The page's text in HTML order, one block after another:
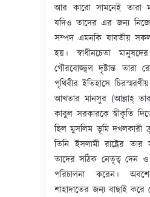
আর কারো সামনেই তারা
যদিও তাদের এর জন্য
সম্পদ এমনকি যাবতীয়
হয়। স্বাধীনচেতা
গৌরবোজ্জ্বল দৃষ্টান্ত তারা
পৃথিবীর ইতিহাসে
আখতার মানসুর (আল্লাহ্‌
কাবুল সরকারকে স্বীকৃতি
ছিল মুসলিম ভূমি দখলকারী
তিনি ইসলামী রাষ্ট্রের তার
তাদের সঠিক নেতৃত্ব দেন
পরিচালনা করেন।
শাহাদাতের জন্য বাছাই